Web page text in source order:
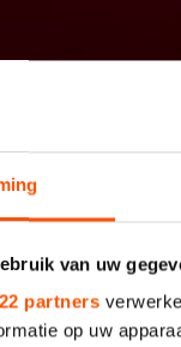
van uw
partners
op uw